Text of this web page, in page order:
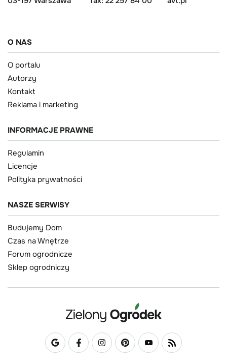
O NAS
O portalu
Autorzy
Kontakt
Reklama i marketing
INFORMACJE PRAWNE
Regulamin
Licencje
Polityka prywatności
NASZE SERWISY
Budujemy Dom
Czas na Wnętrze
Forum ogrodnicze
Sklep ogrodniczy